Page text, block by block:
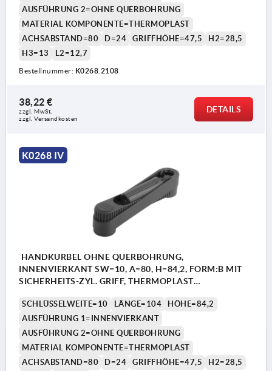
1) Lage der Querbohrung zur Passfedernut 90°
AUSFÜHRUNG 2=OHNE QUERBOHRUNG
MATERIAL KOMPONENTE=THERMOPLAST
ACHSABSTAND=80
D=24 GRIFFHÖHE=47,5
H2=28,5
H3=13
L2=12,7
Bestellnummer: K0268.2108
38,22 €
zzgl. MwSt.
zzgl. Versandkosten
DETAILS
K0268 IV
HANDKURBEL OHNE QUERBOHRUNG,
INNENVIERKANT SW=10, A=80, H=84,2, FORM:B MIT
SICHERHEITS-ZYL. GRIFF, THERMOPLAST
SCHWARZGRAU
SCHLÜSSELWEITE=10 LÄNGE=104
HÖHE=84,2
AUSFÜHRUNG 1=INNENVIERKANT
AUSFÜHRUNG 2=OHNE QUERBOHRUNG
MATERIAL KOMPONENTE=THERMOPLAST
ACHSABSTAND=80
D=24 GRIFFHÖHE=47,5
H2=28,5